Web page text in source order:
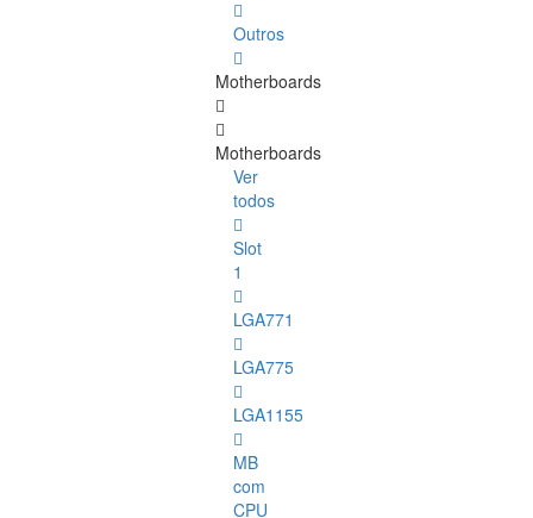
Outros
Motherboards
Motherboards
Ver
todos
Slot
1
LGA771
LGA775
LGA1155
MB
com
CPU